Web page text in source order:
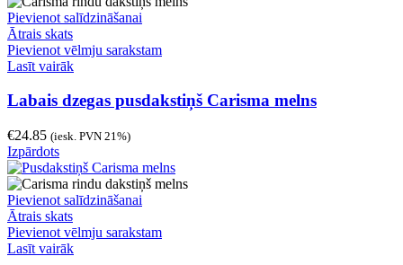
Pievienot salīdzināšanai
Ātrais skats
Pievienot vēlmju sarakstam
Lasīt vairāk
Labais dzegas pusdakstiņš Carisma melns
€24.85 (iesk. PVN 21%)
Izpārdots
Pievienot salīdzināšanai
Ātrais skats
Pievienot vēlmju sarakstam
Lasīt vairāk